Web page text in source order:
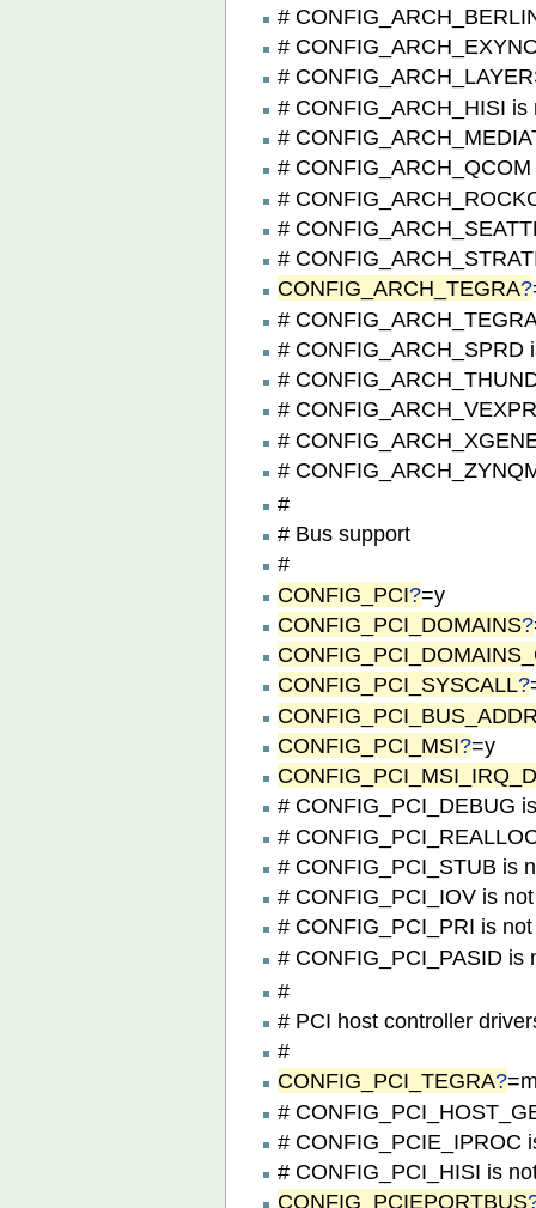
#
#
#
# CONFIG_ARCH_HISI is
#
#
#
#
#
CONFIG_ARCH_TEGRA?
#
# CONFIG_ARCH_SPRD
#
#
#
#
#
# Bus support
#
CONFIG_PCI?=y
CONFIG_PCI_DOMAINS?
CONFIG_PCI_SYSCALL?
CONFIG_PCI_MSI?=y
# CONFIG_PCI_DEBUG
#
# CONFIG_PCI_STUB is
# CONFIG_PCI_IOV is
# CONFIG_PCI_PRI is
# CONFIG_PCI_PASID is
#
# PCI host controller
#
CONFIG_PCI_TEGRA?
#
# CONFIG_PCIE_IPROC
# CONFIG_PCI_HISI is
CONFIG_PCIEPORTBUS